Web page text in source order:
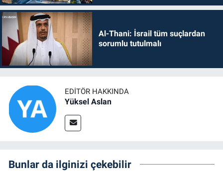
Al-Thani: İsrail tüm suçlardan
sorumlu tutulmalı
EDITÖR HAKKINDA
Yüksel Aslan
Bunlar da ilginizi çekebilir